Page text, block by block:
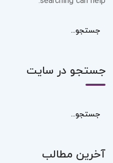
جستجو در سایت
آخرین مطالب